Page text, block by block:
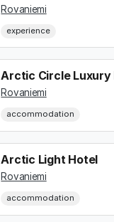
Rovaniemi
experience
Arctic Circle Luxury
Rovaniemi
accommodation
Arctic Light Hotel
Rovaniemi
accommodation